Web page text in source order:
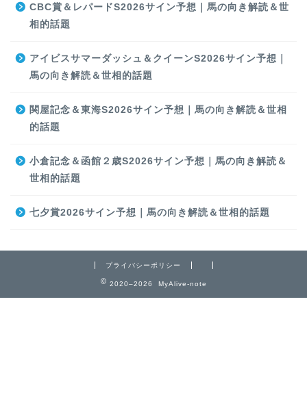
CBC賞＆レパードS2026サイン予想｜馬の向き解読＆世
相的話題
アイビスサマーダッシュ＆クイーンS2026サイン予想｜
馬の向き解読＆世相的話題
関屋記念＆東海S2026サイン予想｜馬の向き解読＆世相
的話題
小倉記念＆函館２歳S2026サイン予想｜馬の向き解読＆
世相的話題
七夕賞2026サイン予想｜馬の向き解読＆世相的話題
プライバシーポリシー
2020–2026 MyAlive-note